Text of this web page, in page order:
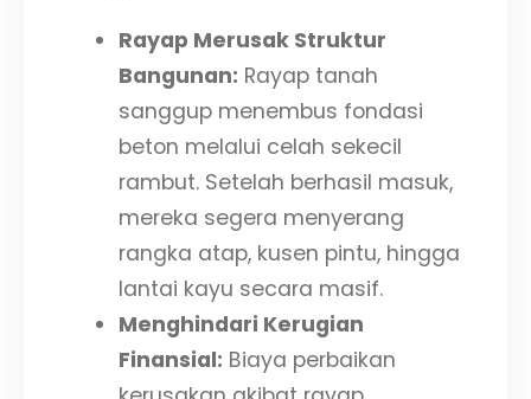
Rayap Merusak Struktur
Bangunan: Rayap tanah
sanggup menembus fondasi
beton melalui celah sekecil
rambut. Setelah berhasil masuk,
mereka segera menyerang
rangka atap, kusen pintu, hingga
lantai kayu secara masif.
Menghindari Kerugian
Finansial: Biaya perbaikan